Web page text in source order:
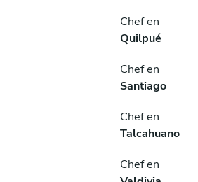
Chef en
Quilpué
Chef en
Santiago
Chef en
Talcahuano
Chef en